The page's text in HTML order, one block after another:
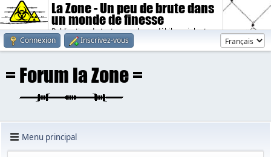
La Zone - Un peu de brute dans
un monde de finesse
Publication de textes sombres, débiles, violents.
Connexion
Inscrivez-vous
Menu principal